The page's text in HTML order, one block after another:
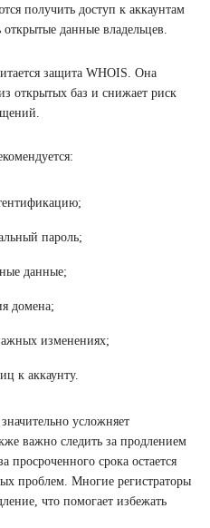
получить доступ к аккаунтам
открытые данные владельцев.
защита WHOIS. Она
открытых баз и снижает риск
пароль;
данные;
домена;
изменениях;
к аккаунту.
усложняет
важно следить за продлением
просроченного срока остается
проблем. Многие регистраторы
что помогает избежать